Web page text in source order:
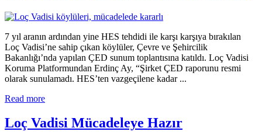
7 yıl aranın ardından yine HES tehdidi ile karşı karşıya bırakılan
Loç Vadisi’ne sahip çıkan köylüler, Çevre ve Şehircilik
Bakanlığı’nda yapılan ÇED sunum toplantısına katıldı. Loç Vadisi
Koruma Platformundan Erdinç Ay, “Şirket ÇED raporunu resmi
olarak sunulamadı. HES’ten vazgeçilene kadar ...
Read more
Loç Vadisi Mücadeleye Hazır